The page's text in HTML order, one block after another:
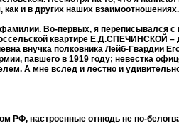
и в других наших взаимоотношениях.
Во-первых, я переписывался
квартире Е.Д.СПЕЧИНСКОЙ
внучка полковника Лейб-Гвардии
павшего в 1919 году; невестка
А мне вслед и лестно и
РФ, настроенные отнюдь не по-